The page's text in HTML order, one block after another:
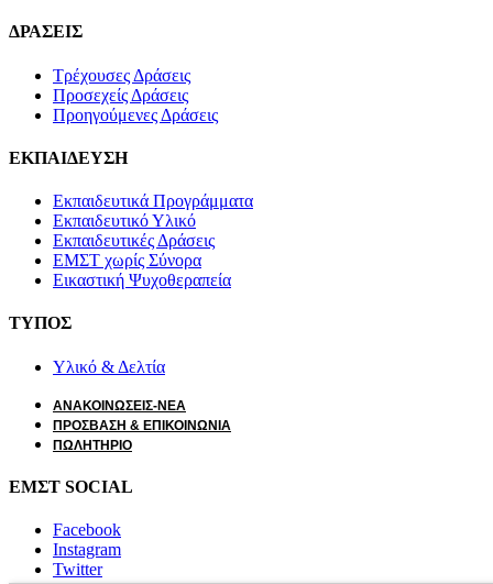
ΔΡΑΣΕΙΣ
Τρέχουσες Δράσεις
Προσεχείς Δράσεις
Προηγούμενες Δράσεις
ΕΚΠΑΙΔΕΥΣΗ
Εκπαιδευτικά Προγράμματα
Εκπαιδευτικό Υλικό
Εκπαιδευτικές Δράσεις
ΕΜΣΤ χωρίς Σύνορα
Εικαστική Ψυχοθεραπεία
ΤΥΠΟΣ
Υλικό & Δελτία
ΑΝΑΚΟΙΝΩΣΕΙΣ-ΝΕΑ
ΠΡΟΣΒΑΣΗ & ΕΠΙΚΟΙΝΩΝΙΑ
ΠΩΛΗΤΗΡΙΟ
ΕΜΣΤ SOCIAL
Facebook
Instagram
Twitter